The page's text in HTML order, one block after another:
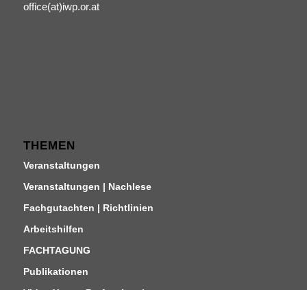
office(at)iwp.or.at
THEMEN
Veranstaltungen
Veranstaltungen | Nachlese
Fachgutachten | Richtlinien
Arbeitshilfen
FACHTAGUNG
Publikationen